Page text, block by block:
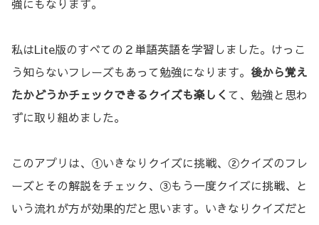
強にもなります。
私はLite版のすべての２単語英語を学習しました。けっこ
う知らないフレーズもあって勉強になります。 後から覚え
たかどうかチェックできるクイズも楽しく て、勉強と思わ
ずに取り組めました。
このアプリは、①いきなりクイズに挑戦、②クイズのフレ
ーズとその解説をチェック、③もう一度クイズに挑戦、と
いう流れが方が効果的だと思います。いきなりクイズだと